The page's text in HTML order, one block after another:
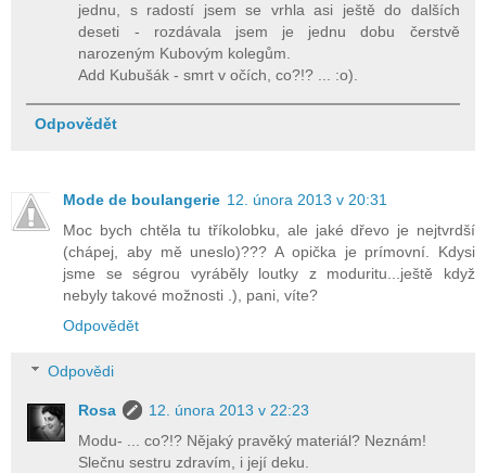
jednu, s radostí jsem se vrhla asi ještě do dalších
deseti - rozdávala jsem je jednu dobu čerstvě
narozeným Kubovým kolegům.
Add Kubušák - smrt v očích, co?!? ... :o).
Odpovědět
Mode de boulangerie 12. února 2013 v 20:31
Moc bych chtěla tu tříkolobku, ale jaké dřevo je nejtvrdší
(chápej, aby mě uneslo)??? A opička je prímovní. Kdysi
jsme se ségrou vyráběly loutky z moduritu...ještě když
nebyly takové možnosti .), pani, víte?
Odpovědět
Odpovědi
Rosa
12. února 2013 v 22:23
Modu- ... co?!? Nějaký pravěký materiál? Neznám!
Slečnu sestru zdravím, i její deku.